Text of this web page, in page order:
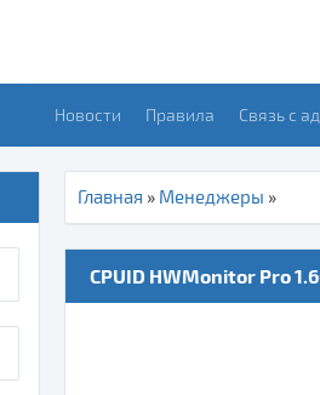
Новости Правила Связь с
Главная » Менеджеры »
CPUID HWMonitor Pro